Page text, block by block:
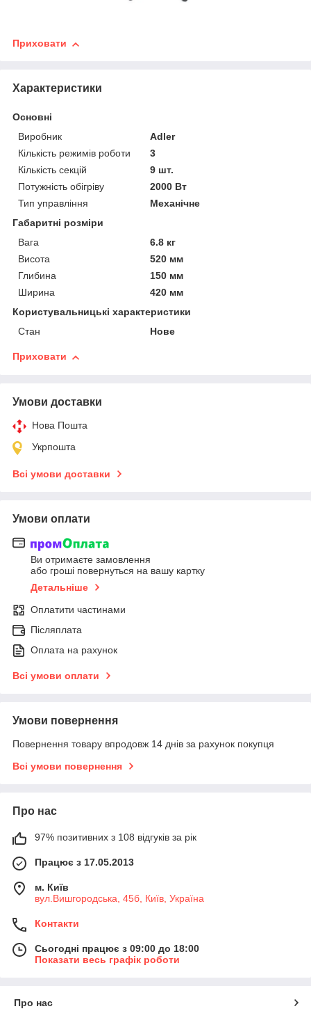
Приховати
Характеристики
Основні
Виробник
Adler
Кількість режимів роботи
3
Кількість секцій
9 шт.
Потужність обігріву
2000 Вт
Тип управління
Механічне
Габаритні розміри
Вага
6.8 кг
Висота
520 мм
Глибина
150 мм
Ширина
420 мм
Користувальницькі характеристики
Стан
Нове
Приховати
Умови доставки
Нова Пошта
Укрпошта
Всі умови доставки
Умови оплати
Ви отримаєте замовлення
або гроші повернуться на вашу картку
Детальніше
Оплатити частинами
Післяплата
Оплата на рахунок
Всі умови оплати
Умови повернення
Повернення товару впродовж 14 днів за рахунок покупця
Всі умови повернення
Про нас
97% позитивних з 108 відгуків за рік
Працює з 17.05.2013
м. Київ
вул.Вишгородська, 45б, Київ, Україна
Контакти
Сьогодні працює з 09:00 до 18:00
Показати весь графік роботи
Про нас